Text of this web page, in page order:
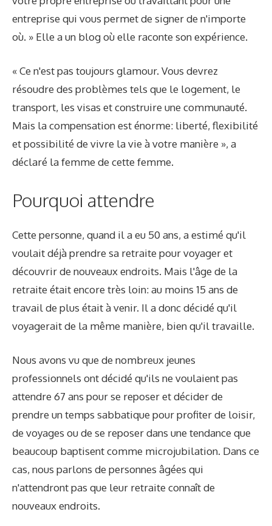
entreprise qui vous permet de signer de n'importe
où. » Elle a un blog où elle raconte son expérience.
« Ce n'est pas toujours glamour. Vous devrez
résoudre des problèmes tels que le logement, le
transport, les visas et construire une communauté.
Mais la compensation est énorme: liberté, flexibilité
et possibilité de vivre la vie à votre manière », a
déclaré la femme de cette femme.
Pourquoi attendre
Cette personne, quand il a eu 50 ans, a estimé qu'il
voulait déjà prendre sa retraite pour voyager et
découvrir de nouveaux endroits. Mais l'âge de la
retraite était encore très loin: au moins 15 ans de
travail de plus était à venir. Il a donc décidé qu'il
voyagerait de la même manière, bien qu'il travaille.
Nous avons vu que de nombreux jeunes
professionnels ont décidé qu'ils ne voulaient pas
attendre 67 ans pour se reposer et décider de
prendre un temps sabbatique pour profiter de loisir,
de voyages ou de se reposer dans une tendance que
beaucoup baptisent comme microjubilation. Dans ce
cas, nous parlons de personnes âgées qui
n'attendront pas que leur retraite connaît de
nouveaux endroits.